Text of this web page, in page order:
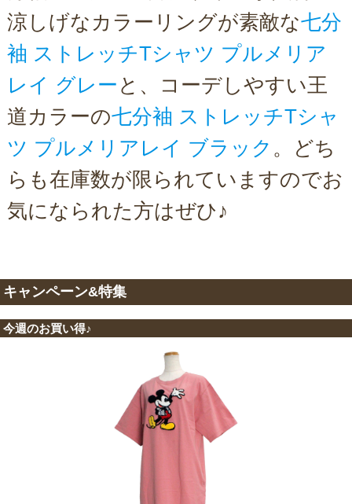
涼しげなカラーリングが素敵な七分
袖 ストレッチTシャツ プルメリア
レイ グレー と、コーデしやすい王
道カラーの七分袖 ストレッチTシャ
ツ プルメリアレイ ブラック 。どち
らも在庫数が限られていますのでお
気になられた方はぜひ♪
キャンペーン&特集
今週のお買い得♪